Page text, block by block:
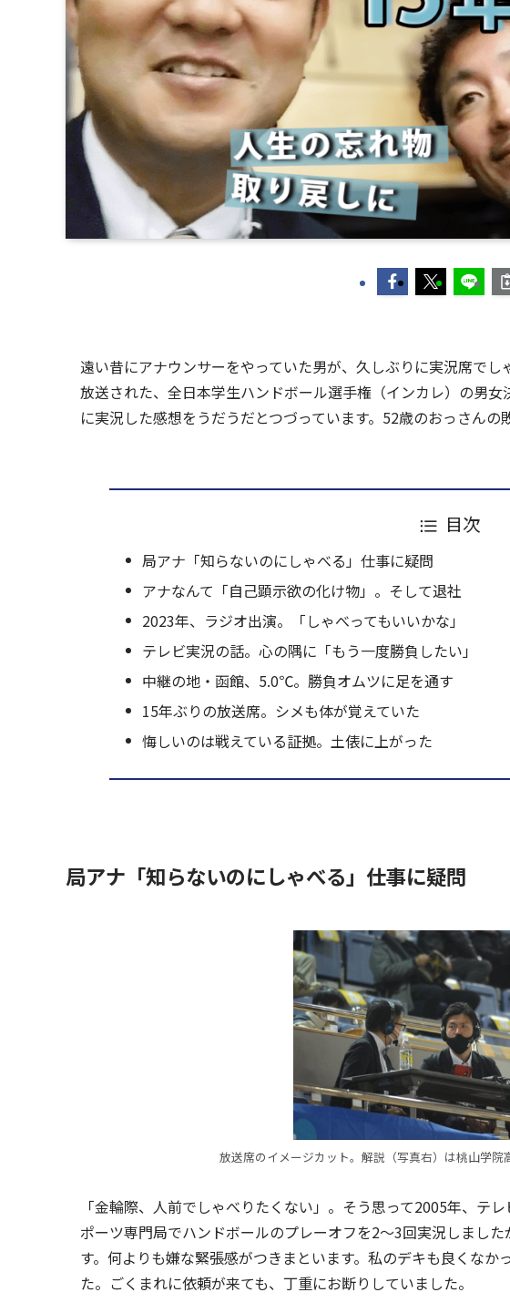
遠い昔にアナウンサーをやっていた男が、久しぶりに実況席で
放送された、全日本学生ハンドボール選手権（インカレ）の男
に実況した感想をうだうだとつづっています。52歳のおっさんの
目次
局アナ「知らないのにしゃべる」仕事に疑問
アナなんて「自己顕示欲の化け物」。そして退社
2023年、ラジオ出演。「しゃべってもいいかな」
テレビ実況の話。心の隅に「もう一度勝負したい」
中継の地・函館、5.0℃。勝負オムツに足を通す
15年ぶりの放送席。シメも体が覚えていた
悔しいのは戦えている証拠。土俵に上がった
局アナ「知らないのにしゃべる」仕事に疑問
放送席のイメージカット。解説（写真右）は桃山学院
「金輪際、人前でしゃべりたくない」。そう思って2005年、テ
ポーツ専門局でハンドボールのプレーオフを2～3回実況しまし
す。何よりも嫌な緊張感がつきまといます。私のデキも良くな
た。ごくまれに依頼が来ても、丁重にお断りしていました。